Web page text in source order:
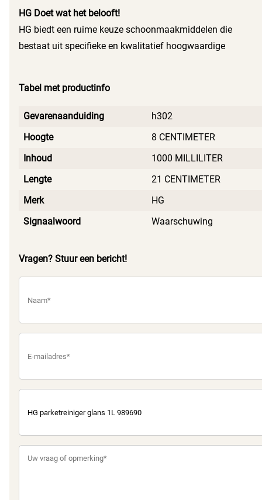
goed uit in de gemaakte oplossing. Laat de vloer uit
HG Doet wat het belooft!
HG biedt een ruime keuze schoonmaakmiddelen die
bestaat uit specifieke en kwalitatief hoogwaardige
Tabel met productinfo
Gevarenaanduiding
h302
Hoogte
8 CENTIMETER
Inhoud
1000 MILLILITER
Lengte
21 CENTIMETER
Merk
HG
Signaalwoord
Waarschuwing
Vragen? Stuur een bericht!